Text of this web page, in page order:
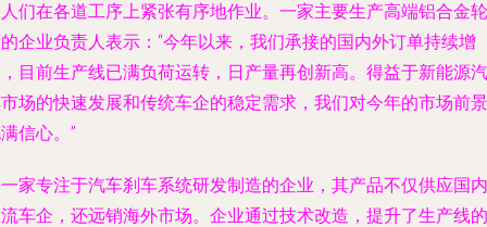
们在各道工序上紧张有序地作业。一家主要生产高端铝合金轮
企业负责人表示：“今年以来，我们承接的国内外订单持续增
目前生产线已满负荷运转，日产量再创新高。得益于新能源汽
场的快速发展和传统车企的稳定需求，我们对今年的市场前景
信心。”
家专注于汽车刹车系统研发制造的企业，其产品不仅供应国内
车企，还远销海外市场。企业通过技术改造，提升了生产线的